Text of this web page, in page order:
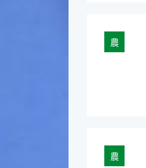
農
農